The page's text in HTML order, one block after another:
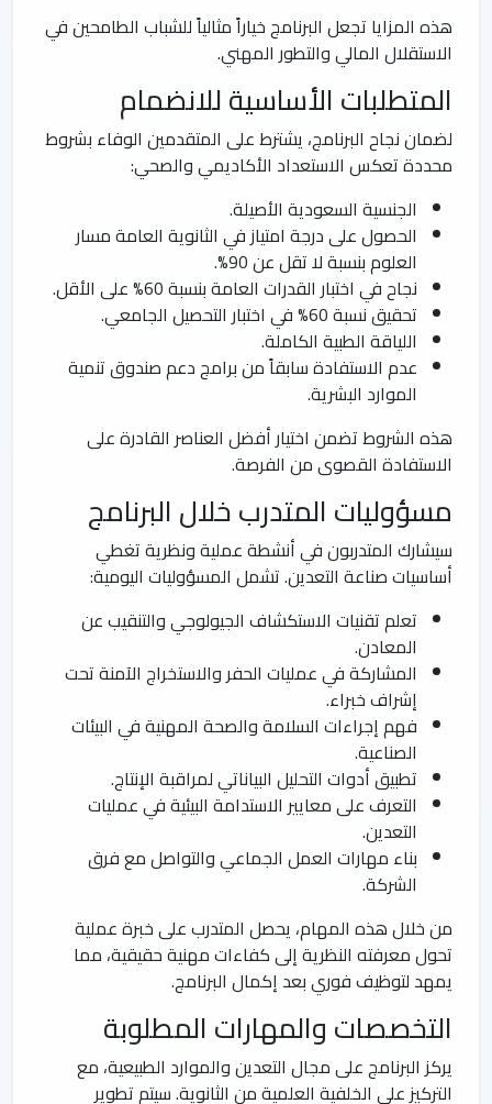
هذه المزايا تجعل البرنامج خياراً مثالياً للشباب الطامحين في
الاستقلال المالي والتطور المهني.
المتطلبات الأساسية للانضمام
لضمان نجاح البرنامج، يشترط على المتقدمين الوفاء بشروط
محددة تعكس الاستعداد الأكاديمي والصحي:
الجنسية السعودية الأصيلة.
الحصول على درجة امتياز في الثانوية العامة مسار
العلوم بنسبة لا تقل عن 90%.
نجاح في اختبار القدرات العامة بنسبة 60% على الأقل.
تحقيق نسبة 60% في اختبار التحصيل الجامعي.
اللياقة الطبية الكاملة.
عدم الاستفادة سابقاً من برامج دعم صندوق تنمية
الموارد البشرية.
هذه الشروط تضمن اختيار أفضل العناصر القادرة على
الاستفادة القصوى من الفرصة.
مسؤوليات المتدرب خلال البرنامج
سيشارك المتدربون في أنشطة عملية ونظرية تغطي
أساسيات صناعة التعدين. تشمل المسؤوليات اليومية:
تعلم تقنيات الاستكشاف الجيولوجي والتنقيب عن
المعادن.
المشاركة في عمليات الحفر والاستخراج الآمنة تحت
إشراف خبراء.
فهم إجراءات السلامة والصحة المهنية في البيئات
الصناعية.
تطبيق أدوات التحليل البياناتي لمراقبة الإنتاج.
التعرف على معايير الاستدامة البيئية في عمليات
التعدين.
بناء مهارات العمل الجماعي والتواصل مع فرق
الشركة.
من خلال هذه المهام، يحصل المتدرب على خبرة عملية
تحول معرفته النظرية إلى كفاءات مهنية حقيقية، مما
يمهد لتوظيف فوري بعد إكمال البرنامج.
التخصصات والمهارات المطلوبة
يركز البرنامج على مجال التعدين والموارد الطبيعية، مع
التركيز على الخلفية العلمية من الثانوية. سيتم تطوير